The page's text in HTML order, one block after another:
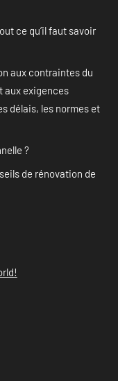
ce qu’il faut savoir
aux contraintes du
aux exigences
délais, les normes et
?
de rénovation de